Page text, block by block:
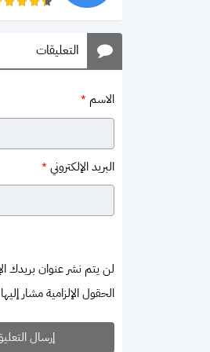
التعليقات
لن يتم نشر عنوان بريدك
الحقول الإلزامية مشار إليها
الاسم *
البريد الإلكتروني *